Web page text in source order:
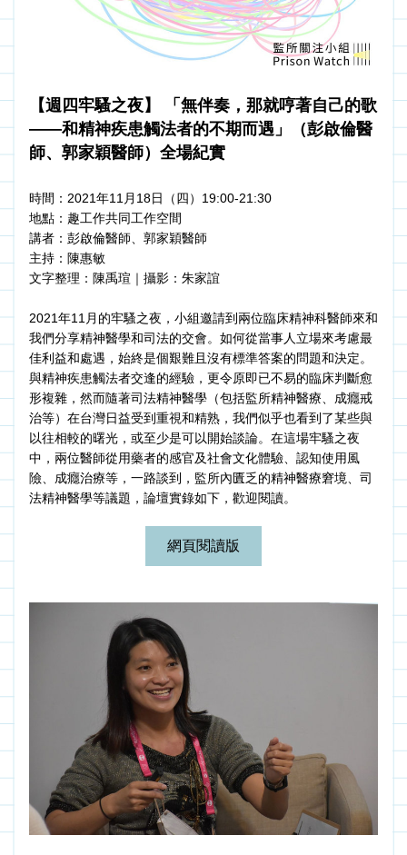
【週四牢騷之夜】 「無伴奏，那就哼著自己的歌
——和精神疾患觸法者的不期而遇」（彭啟倫醫
師、郭家穎醫師）全場紀實
時間：2021年11月18日（四）19:00-21:30
地點：趣工作共同工作空間
講者：彭啟倫醫師、郭家穎醫師
主持：陳惠敏
文字整理：陳禹瑄｜攝影：朱家誼
2021年11月的牢騷之夜，小組邀請到兩位臨床精神科醫師來和
我們分享精神醫學和司法的交會。如何從當事人立場來考慮最
佳利益和處遇，始終是個艱難且沒有標準答案的問題和決定。
與精神疾患觸法者交逢的經驗，更令原即已不易的臨床判斷愈
形複雜，然而隨著司法精神醫學（包括監所精神醫療、成癮戒
治等）在台灣日益受到重視和精熟，我們似乎也看到了某些與
以往相較的曙光，或至少是可以開始談論。在這場牢騷之夜
中，兩位醫師從用藥者的感官及社會文化體驗、認知使用風
險、成癮治療等，一路談到，監所內匱乏的精神醫療窘境、司
法精神醫學等議題，論壇實錄如下，歡迎閱讀。
網頁閱讀版